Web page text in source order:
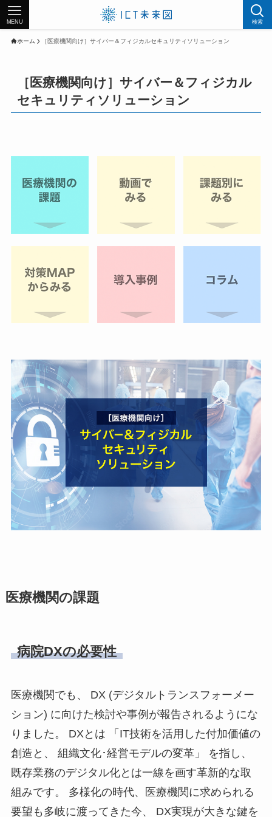
検索
MENU
ホーム ［医療機関向け］サイバー＆フィジカルセキュリティソリューション
［医療機関向け］サイバー＆フィジカル
セキュリティソリューション
医療機関の課題
病院DXの必要性
医療機関でも、 DX (デジタルトランスフォーメー
ション) に向けた検討や事例が報告されるようにな
りました。 DXとは 「IT技術を活用した付加価値の
創造と、 組織文化･経営モデルの変革」 を指し、
既存業務のデジタル化とは一線を画す革新的な取
組みです。 多様化の時代、医療機関に求められる
要望も多岐に渡ってきた今、 DX実現が大きな鍵を